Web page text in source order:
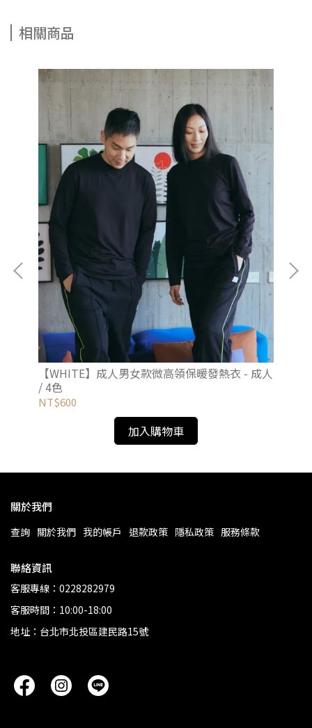
相關商品
【WHITE】成人男女款微高領保暖發熱衣 - 成人
/ 4色
NT$600
加入購物車
關於我們
查詢 關於我們 我的帳戶 退款政策 隱私政策 服務條款
聯絡資訊
客服專線：0228282979
客服時間：10:00-18:00
地址：台北市北投區建民路15號